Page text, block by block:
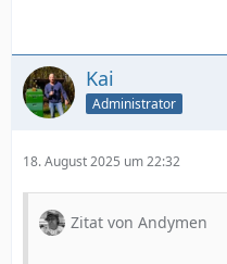
Kai
Administrator
18. August 2025 um 22:32
Zitat von Andymen